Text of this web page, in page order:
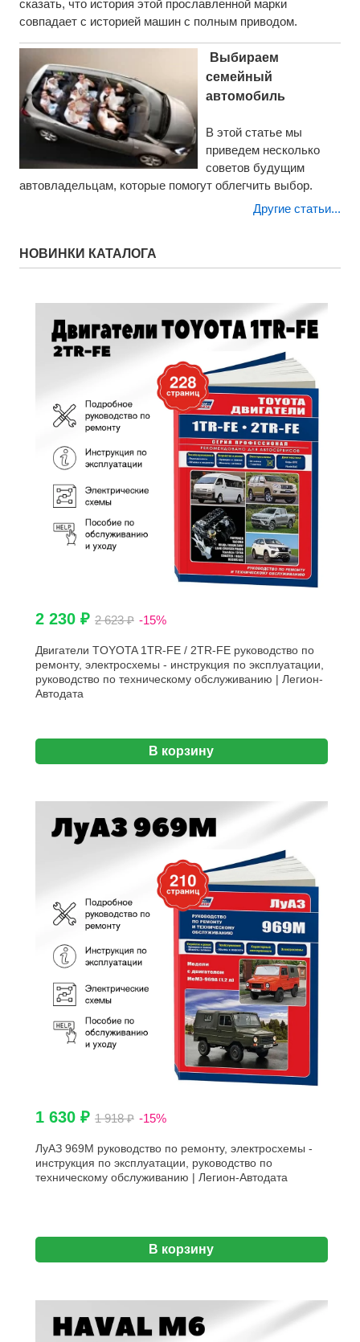
сказать, что история этой прославленной марки
совпадает с историей машин с полным приводом.
Выбираем
семейный
автомобиль
В этой статье мы
приведем несколько
советов будущим
автовладельцам, которые помогут облегчить выбор.
Другие статьи...
НОВИНКИ КАТАЛОГА
2 230 ₽ 2 623 ₽ -15%
Двигатели TOYOTA 1TR-FE / 2TR-FE руководство по
ремонту, электросхемы - инструкция по эксплуатации,
руководство по техническому обслуживанию | Легион-
Aвтодата
В корзину
1 630 ₽ 1 918 ₽ -15%
ЛуАЗ 969М руководство по ремонту, электросхемы -
инструкция по эксплуатации, руководство по
техническому обслуживанию | Легион-Автодата
В корзину